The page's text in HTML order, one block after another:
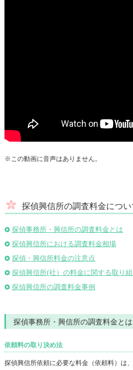
※この動画に音声はありません。
探偵興信所の調査料金につい
探偵事務所・興信所の調査料金とは
探偵興信所における調査料金相場
探偵・興信所料金の注意点
探偵興信所(社）の料金に関する取り
探偵興信所の調査料金事例
探偵事務所・興信所の調査料金とは
依頼料の取り決め法
探偵興信所依頼に必要な料金（依頼料）は